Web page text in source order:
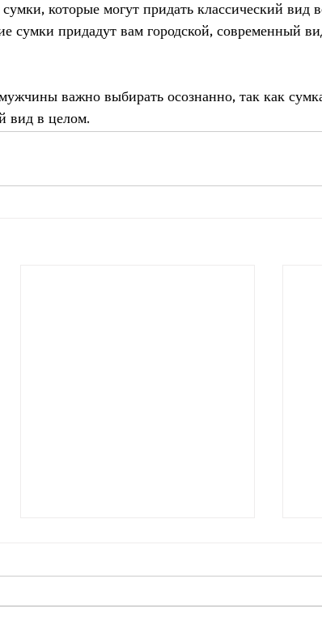
которые могут придать классический вид
сумки придадут вам городской, современный
важно выбирать осознанно, так как
вид в целом.